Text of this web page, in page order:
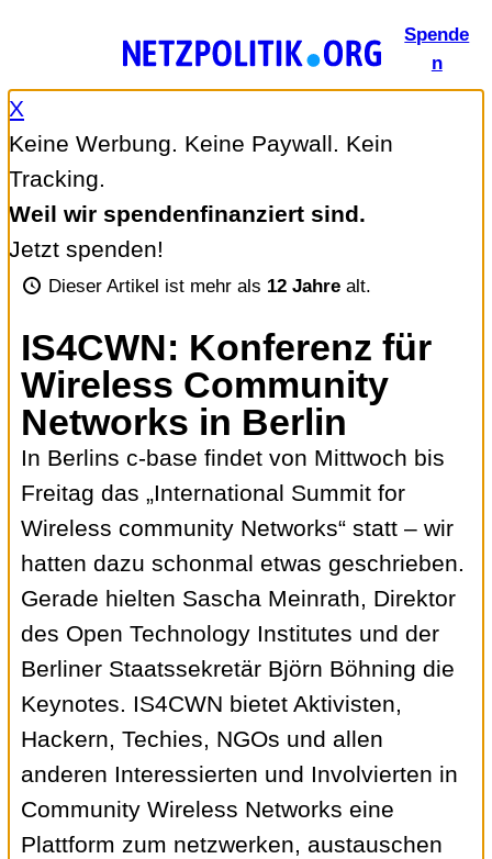
springen
Spende
n
X
Keine Werbung. Keine Paywall. Kein
Tracking.
Weil wir spendenfinanziert sind.
Jetzt spenden!
Dieser Artikel ist mehr als 12 Jahrealt.
IS4CWN: Konferenz für
Wireless Community
Networks in Berlin
In Berlins c‑base findet von Mittwoch bis
Freitag das „International Summit for
Wireless community Networks“ statt – wir
hatten dazu schonmal etwas geschrieben.
Gerade hielten Sascha Meinrath, Direktor
des Open Technology Institutes und der
Berliner Staatssekretär Björn Böhning die
Keynotes. IS4CWN bietet Aktivisten,
Hackern, Techies, NGOs und allen
anderen Interessierten und Involvierten in
Community Wireless Networks eine
Plattform zum netzwerken, austauschen